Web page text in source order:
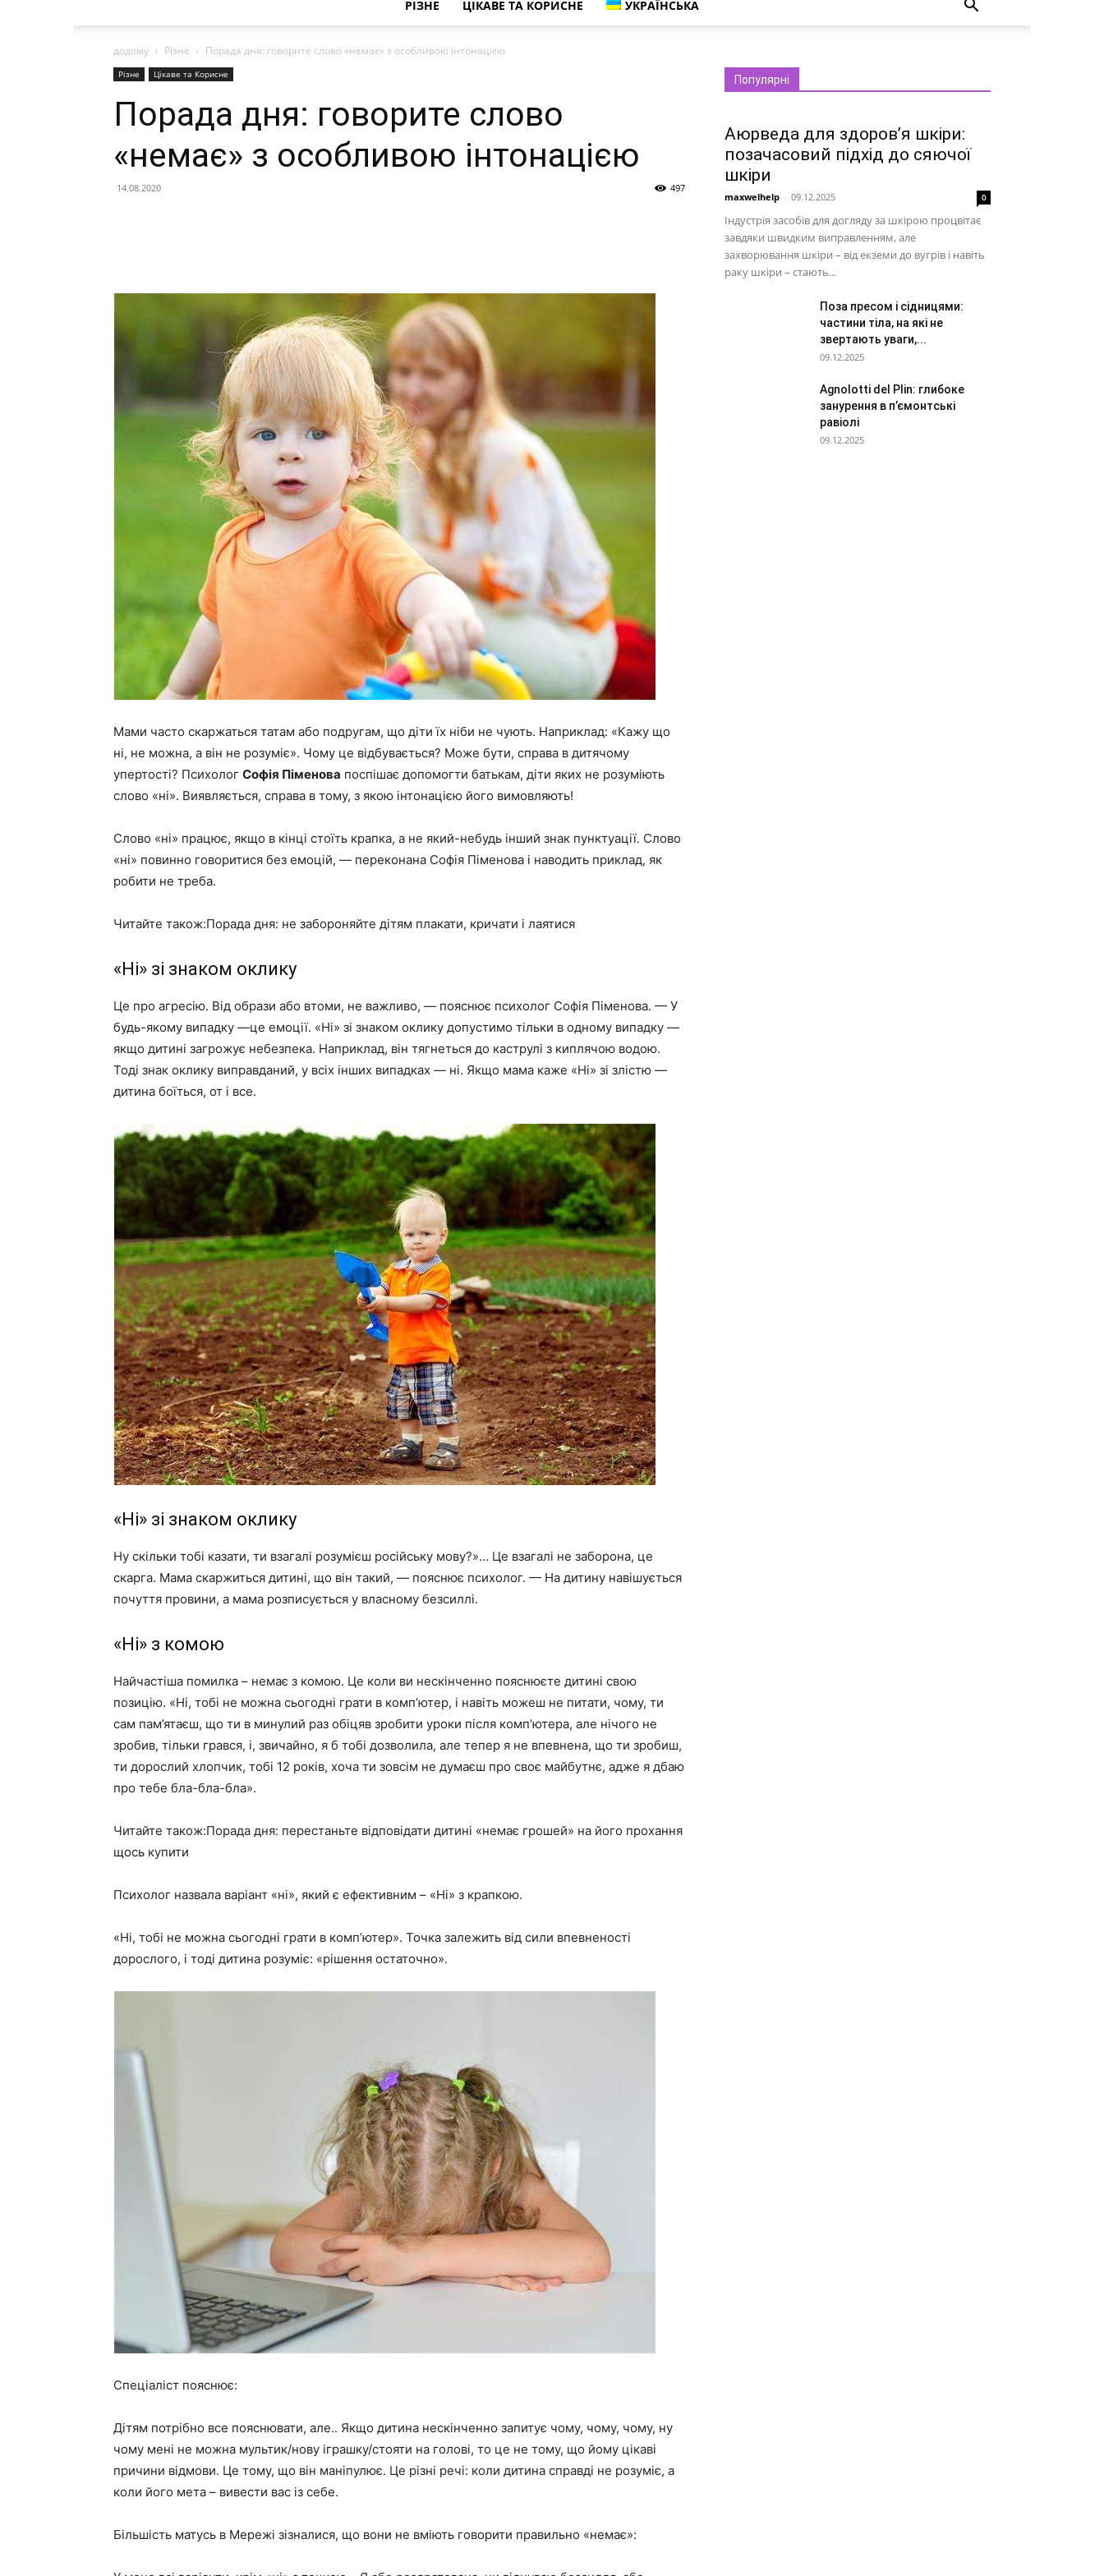
РІЗНЕ ЦІКАВЕ ТА КОРИСНЕ УКРАЇНСЬКА
додому Різне Порада дня: говорите слово «немає» з особливою інтонацією
Різне Цікаве та Корисне
Порада дня: говорите слово
«немає» з особливою інтонацією
14.08.2020 497
Мами часто скаржаться татам або подругам, що діти їх ніби не чують. Наприклад: «Кажу що
ні, не можна, а він не розуміє». Чому це відбувається? Може бути, справа в дитячому
упертості? Психолог Софія Піменова поспішає допомогти батькам, діти яких не розуміють
слово «ні». Виявляється, справа в тому, з якою інтонацією його вимовляють!
Слово «ні» працює, якщо в кінці стоїть крапка, а не який-небудь інший знак пунктуації. Слово
«ні» повинно говоритися без емоцій, — переконана Софія Піменова і наводить приклад, як
робити не треба.
Читайте також:Порада дня: не забороняйте дітям плакати, кричати і лаятися
«Ні» зі знаком оклику
Це про агресію. Від образи або втоми, не важливо, — пояснює психолог Софія Піменова. — У
будь-якому випадку —це емоції. «Ні» зі знаком оклику допустимо тільки в одному випадку —
якщо дитині загрожує небезпека. Наприклад, він тягнеться до каструлі з киплячою водою.
Тоді знак оклику виправданий, у всіх інших випадках — ні. Якщо мама каже «Ні» зі злістю —
дитина боїться, от і все. ⠀
«Ні» зі знаком оклику
Ну скільки тобі казати, ти взагалі розумієш російську мову?»… Це взагалі не заборона, це
скарга. Мама скаржиться дитині, що він такий, — пояснює психолог. — На дитину навішується
почуття провини, а мама розписується у власному безсиллі.
«Ні» з комою
Найчастіша помилка – немає з комою. Це коли ви нескінченно пояснюєте дитині свою
позицію. «Ні, тобі не можна сьогодні грати в комп’ютер, і навіть можеш не питати, чому, ти
сам пам’ятаєш, що ти в минулий раз обіцяв зробити уроки після комп’ютера, але нічого не
зробив, тільки грався, і, звичайно, я б тобі дозволила, але тепер я не впевнена, що ти зробиш,
ти дорослий хлопчик, тобі 12 років, хоча ти зовсім не думаєш про своє майбутнє, адже я дбаю
про тебе бла-бла-бла».
Читайте також:Порада дня: перестаньте відповідати дитині «немає грошей» на його прохання
щось купити
Психолог назвала варіант «ні», який є ефективним – «Ні» з крапкою.
«Ні, тобі не можна сьогодні грати в комп’ютер». Точка залежить від сили впевненості
дорослого, і тоді дитина розуміє: «рішення остаточно».
Спеціаліст пояснює:
Дітям потрібно все пояснювати, але.. Якщо дитина нескінченно запитує чому, чому, чому, ну
чому мені не можна мультик/нову іграшку/стояти на голові, то це не тому, що йому цікаві
причини відмови. Це тому, що він маніпулює. Це різні речі: коли дитина справді не розуміє, а
коли його мета – вивести вас із себе.
Більшість матусь в Мережі зізналися, що вони не вміють говорити правильно «немає»:
Популярні
Аюрведа для здоров’я шкіри:
позачасовий підхід до сяючої
шкіри
maxwelhelp - 09.12.2025 0
Індустрія засобів для догляду за шкірою процвітає
завдяки швидким виправленням, але
захворювання шкіри – від екземи до вугрів і навіть
раку шкіри – стають...
Поза пресом і сідницями:
частини тіла, на які не
звертають уваги,...
09.12.2025
Agnolotti del Plin: глибоке
занурення в п’ємонтські
равіолі
09.12.2025